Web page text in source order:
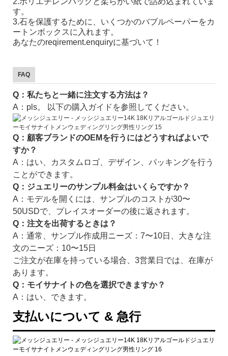
す。
3.石を保護するために、いくつかのバブルペーパーをカ
ートンボックスに入れます。
あなたのreqirement.enquiryに基づいて！
FAQ
Q：私たちと一緒に注文する方法は？
A：pls。 以下の購入ガイドを参照してください。
Q：顧客ブランドのOEMを行うにはどうすればよいで
すか？
A：はい、カスタムロゴ、デザイン、パッキングを行う
ことができます。
Q：ジュエリーのサンプル料金はいくらですか？
A：モデルを開くには、サンプルのコストが30〜
50USDで、プレイスオーダーの後に返されます。
Q：注文を出荷するときは？
A：通常、サンプル作成用ニーズ：7〜10日、大きな注
文のニーズ：10〜15日
ご注文が在庫を持っている場合、3営業日では、在庫が
あります。
Q：モイサナイトの色を選択できますか？
A：はい、できます。
支払いについて & 急行